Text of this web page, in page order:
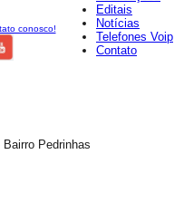
conosco!
Editais
Notícias
Telefones Voip
Contato
Pedrinhas